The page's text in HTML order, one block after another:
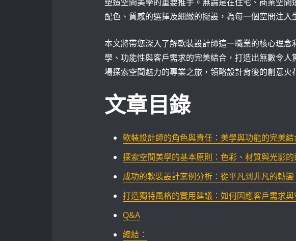
配色、質感的選擇及細緻的擺設，為每一個空間注入
本文將帶您深入了解軟裝設計師這一職業的核心理
學、功能性與客戶需求的完美結合，打造出無數令
場探索空間魅力的專業之旅，領略設計背後的創意火
文章目錄
軟裝設計師的角色與責任：美學與功能的完美結
探索空間美學的基本原則：色彩、材質與光影的
成功的軟裝設計案例分析：從平凡到非凡的轉變 ⁤
打造獨特風格的實用建議：如何因應客戶需求
Q&A
總結：